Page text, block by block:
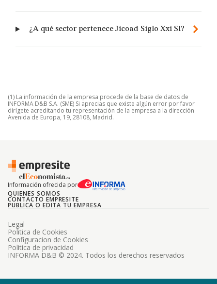
¿A qué sector pertenece Jicoad Siglo Xxi Sl?
(1) La información de la empresa procede de la base de datos de
INFORMA D&B S.A. (SME) Si aprecias que existe algún error por favor
dirígete acreditando tu representación de la empresa a la dirección
Avenida de Europa, 19, 28108, Madrid.
Información ofrecida por
QUIENES SOMOS
CONTACTO EMPRESITE
PUBLICA O EDITA TU EMPRESA
INFORMA D&B © 2024. Todos los derechos reservados
Legal
Politica de Cookies
Configuracion de Cookies
Politica de privacidad